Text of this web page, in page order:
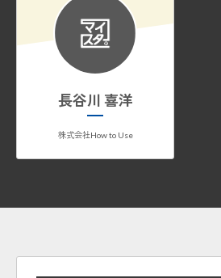
長谷川 喜洋
株式会社How to Use